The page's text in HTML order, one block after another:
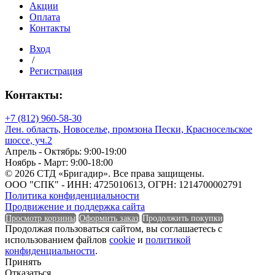
Порода древесины
Порода древесины
Производительность
Производительность
Рабочее давление
Акции
Оплата
Контакты
Вход
/
Регистрация
Контакты:
+7 (812) 960-58-30
Лен. область, Новоселье, промзона Пески, Красносельское
шоссе, уч.2
Апрель - Октябрь: 9:00-19:00
Ноябрь - Март: 9:00-18:00
© 2026 СТД «Бригадир». Все права защищены.
ООО "СПК" - ИНН: 4725010613, ОГРН: 1214700002791
Политика конфиденциальности
Продвижение и поддержка сайта
Просмотр корзины Оформить заказ Продолжить покупки
Продолжая пользоваться сайтом, вы соглашаетесь с
использованием файлов cookie и политикой
конфиденциальности.
Принять